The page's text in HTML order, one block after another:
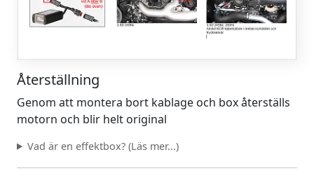
Återställning
Genom att montera bort kablage och box återställs
motorn och blir helt original
Vad är en effektbox? (Läs mer...)